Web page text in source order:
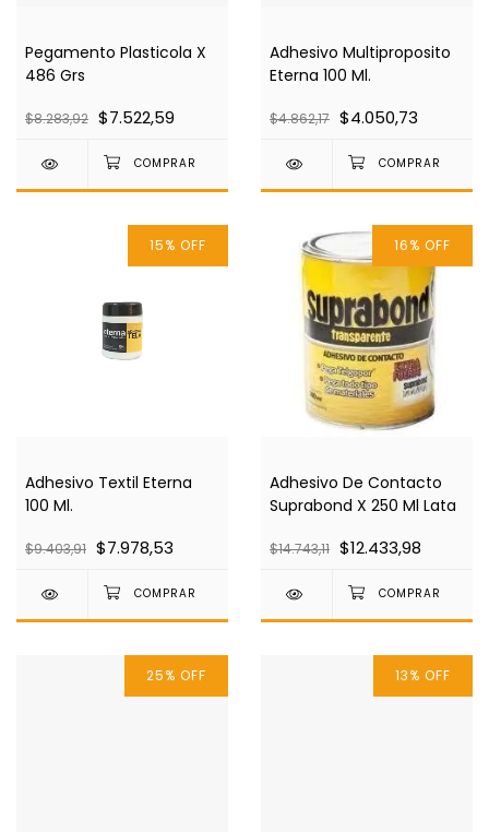
Pegamento Plasticola X
486 Grs
$8.283,92 $7.522,59
Adhesivo Multiproposito
Eterna 100 Ml.
$4.862,17 $4.050,73
15% OFF
Adhesivo Textil Eterna
100 Ml.
$9.403,91 $7.978,53
16% OFF
Adhesivo De Contacto
Suprabond X 250 Ml Lata
$14.743,11 $12.433,98
25% OFF 13% OFF